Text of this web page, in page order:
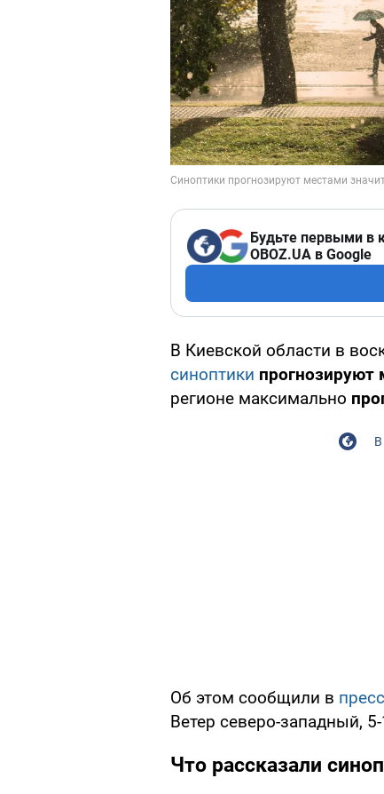
Будьте первыми в
OBOZ.UA в Google
В Киевской области в
синоптики
регионе максимально
Об этом сообщили в
Ветер северо-западный,
Что рассказали